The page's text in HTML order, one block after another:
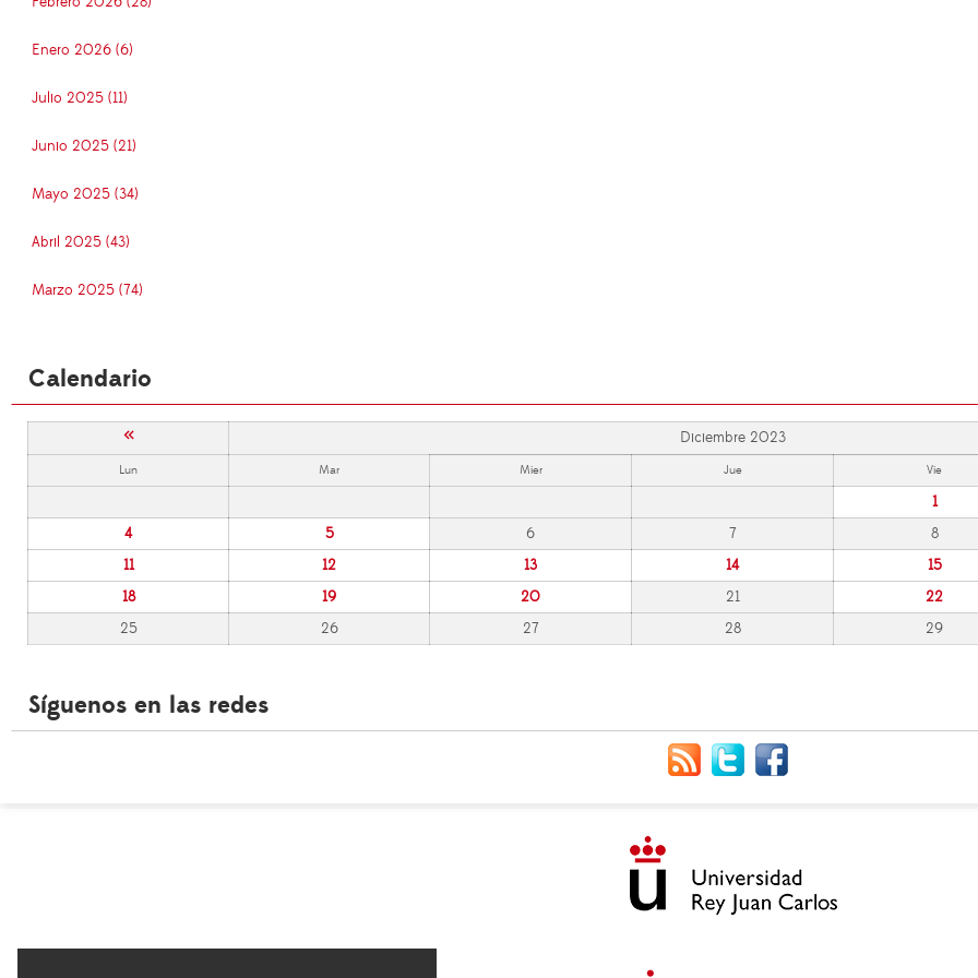
Enero 2026 (6)
Julio 2025 (11)
Junio 2025 (21)
Mayo 2025 (34)
Abril 2025 (43)
Marzo 2025 (74)
Calendario
« Diciembre 2023
Lun Mar Mier Jue Vie
1
4
5 6 7 8
11
12 13 14 15
18
19 20 21 22
25
26 27 28 29
Síguenos en las redes